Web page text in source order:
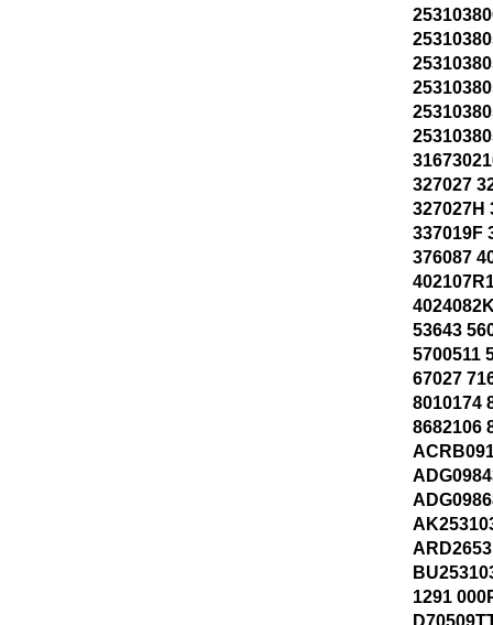
327027
327027H
337019F
376087
53643
5700511
67027
8010174
8682106
1291